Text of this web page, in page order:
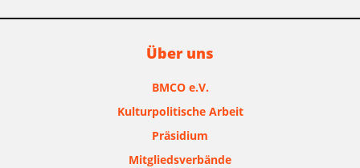
Über uns
BMCO e.V.
Kulturpolitische Arbeit
Präsidium
Mitgliedsverbände